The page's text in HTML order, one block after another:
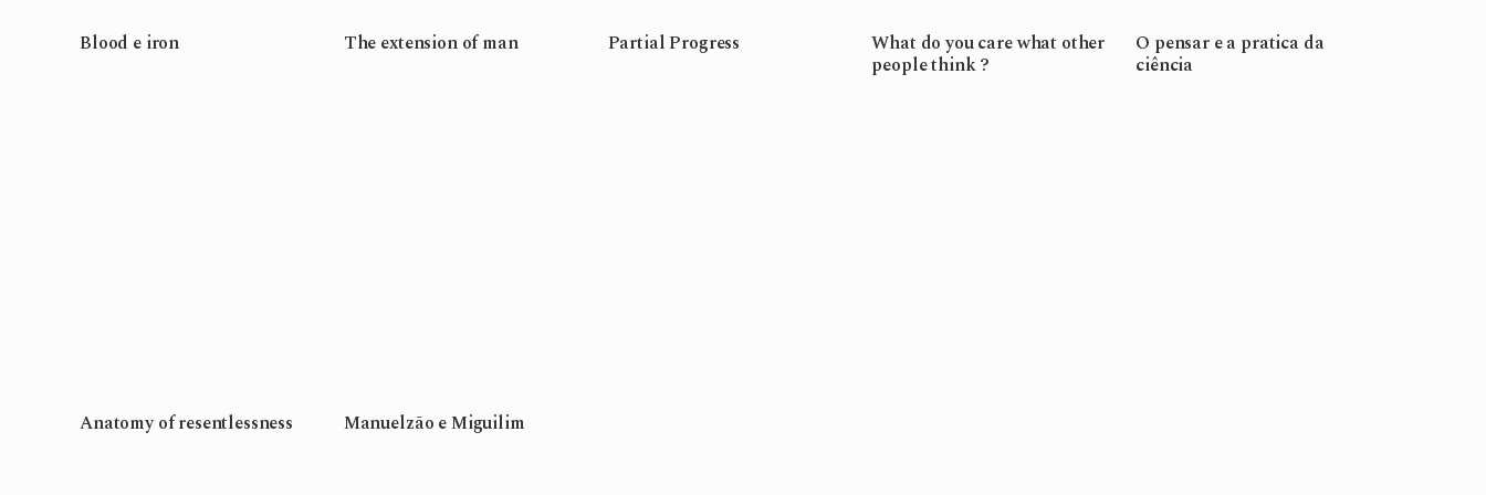
Blood e iron The extension of man Partial Progress
What do you care what other
people think ?
O pensar e a pratica da
ciência
Anatomy of resentlessness Manuelzão e Miguilim